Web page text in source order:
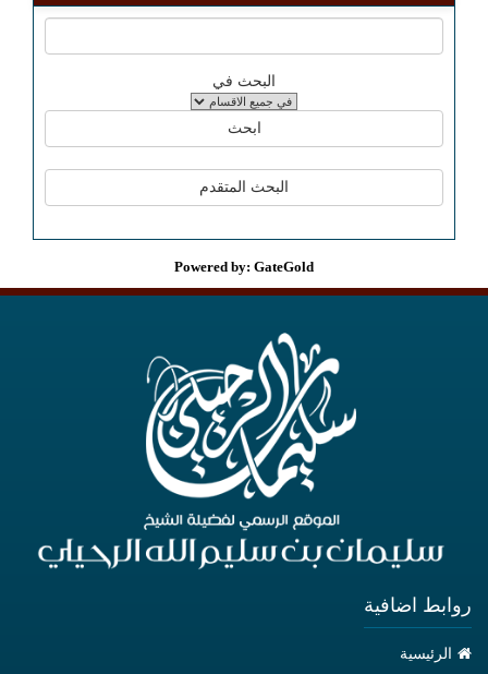
البحث في
Powered by: GateGold
روابط اضافية
الرئيسية